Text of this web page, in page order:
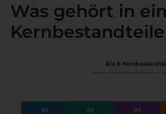
Was gehört in
Kernbestandteile